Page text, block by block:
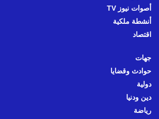
أصوات نيوز TV
أنشطة ملكية
اقتصاد
جهات
حوادث وقضايا
دولية
دين ودنيا
رياضة